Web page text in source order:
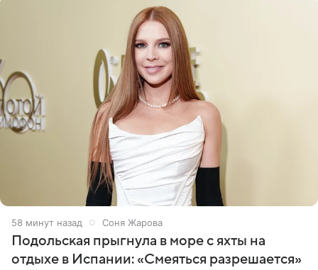
58 минут назад Соня Жарова
Подольская прыгнула в море с яхты на
отдыхе в Испании: «Смеяться разрешается»